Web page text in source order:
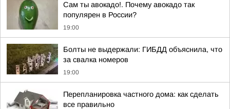
Сам ты авокадо!. Почему авокадо так
популярен в России?
19:00
Болты не выдержали: ГИБДД объяснила, что
за свалка номеров
19:00
Перепланировка частного дома: как сделать
все правильно